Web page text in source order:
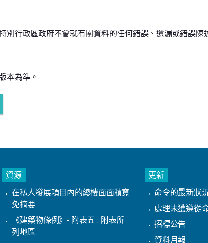
行政區政府不會就有關資料的任何錯誤、遺漏或錯誤陳
本為準。
資源
在私人發展項目內的總樓面面積寬
免摘要
《建築物條例》- 附表五 : 附表所
列地區
更新
命令的最新狀
處理未獲遵從
招標公告
資料月報